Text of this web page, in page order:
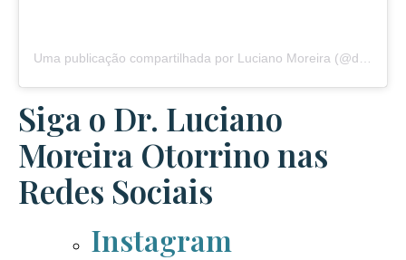
Uma publicação compartilhada por Luciano Moreira (@drlucianootorrino)
Siga o Dr. Luciano
Moreira Otorrino nas
Redes Sociais
Instagram